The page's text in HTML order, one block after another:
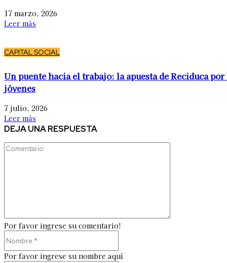
17 marzo, 2026
Leer más
CAPITAL SOCIAL
Un puente hacia el trabajo: la apuesta de Reciduca por
jóvenes
7 julio, 2026
Leer más
DEJA UNA RESPUESTA
Por favor ingrese su comentario!
Por favor ingrese su nombre aquí